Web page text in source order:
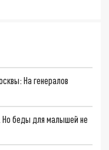
На генералов
Но беды для малышей не